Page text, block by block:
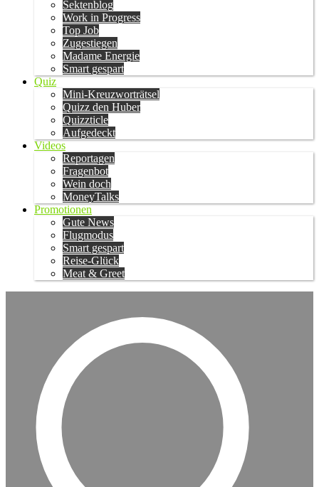
Sektenblog
Work in Progress
Top Job
Zugestiegen
Madame Energie
Smart gespart
Quiz
Mini-Kreuzworträtsel
Quizz den Huber
Quizzticle
Aufgedeckt
Videos
Reportagen
Fragenbot
Wein doch
MoneyTalks
Promotionen
Gute News
Flugmodus
Smart gespart
Reise-Glück
Meat & Greet